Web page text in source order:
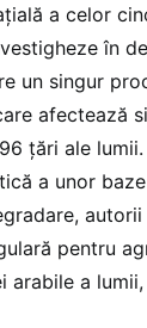
a celor
în
un singur
afectează
țări ale lumii.
a unor
pentru
arabile a